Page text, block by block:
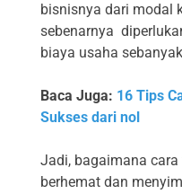
bisnisnya dari modal
sebenarnya
biaya usaha
Baca Juga: 16 Tips
Sukses dari nol
Jadi, bagaimana
berhemat dan